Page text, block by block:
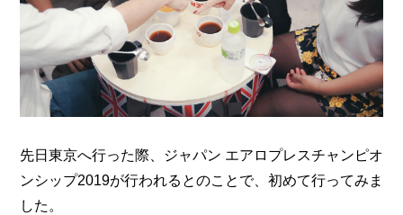
先日東京へ行った際、ジャパン エアロプレスチャンピオ
ンシップ2019が行われるとのことで、初めて行ってみま
した。